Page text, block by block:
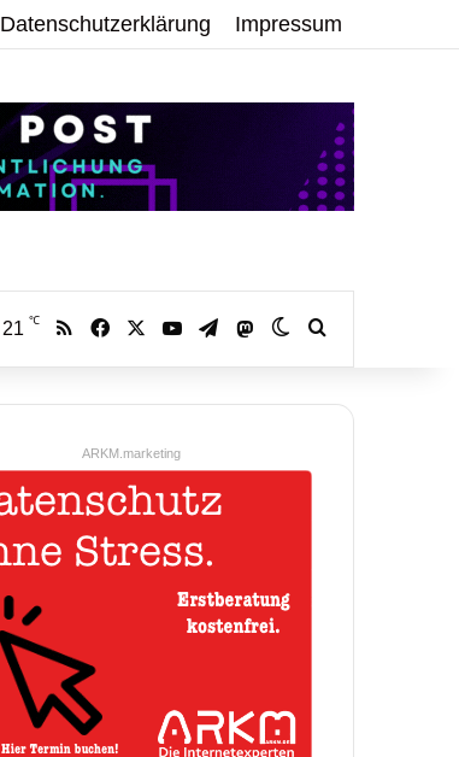
Datenschutzerklärung Impressum
21 ℃ RSS Facebook YouTubeTelegramMastodonSkin umschalten
ARKM.marketing